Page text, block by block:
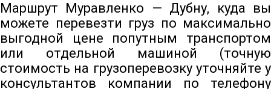
Маршрут Муравленко — Дубну, куда вы
можете перевезти груз по максимально
выгодной цене попутным транспортом
или отдельной машиной (точную
стоимость на грузоперевозку уточняйте у
консультантов компании по телефону